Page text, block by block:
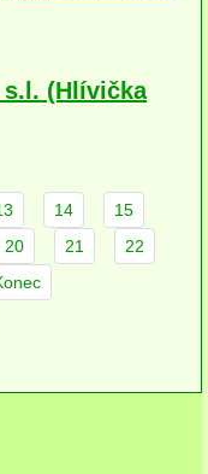
s.l. (Hlívička
14
15
20 21
22